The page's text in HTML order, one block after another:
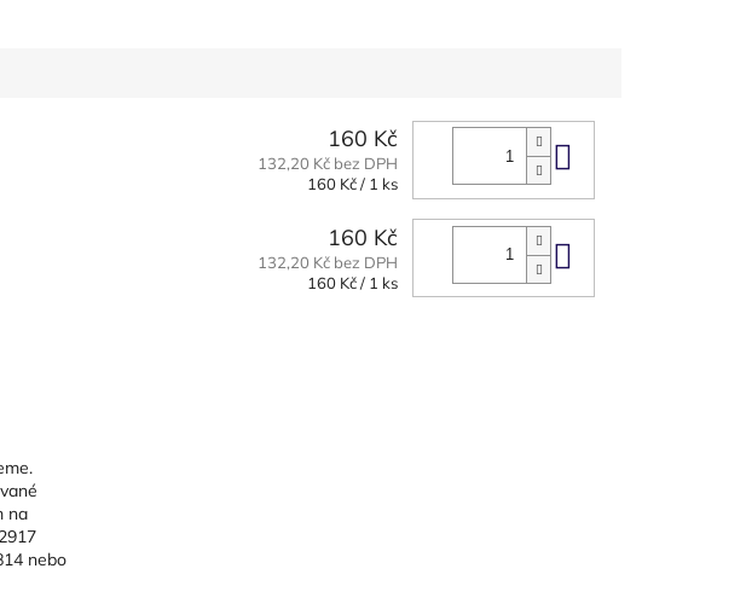
160 Kč
132,20 Kč bez DPH
Měrná
160 Kč / 1 ks Do košíku
160 Kč
132,20 Kč bez DPH
Měrná
160 Kč / 1 ks Do košíku
na
nebo